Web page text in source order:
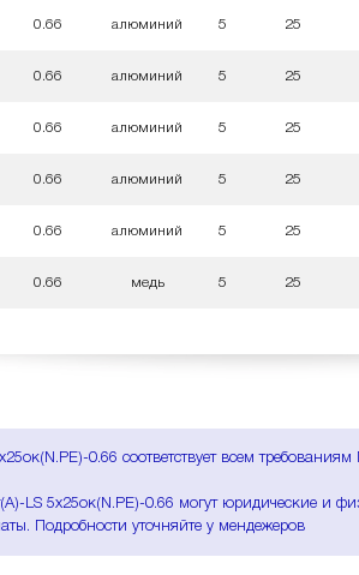
0.66 алюминий 5 25
0.66 алюминий 5 25
0.66 алюминий 5 25
0.66 алюминий 5 25
0.66 алюминий 5 25
0.66 медь 5 25
0.66 соответствует всем
LS 5х25ок(N.PE)-0.66 могут юридические и
Подробности уточняйте у мендежеров